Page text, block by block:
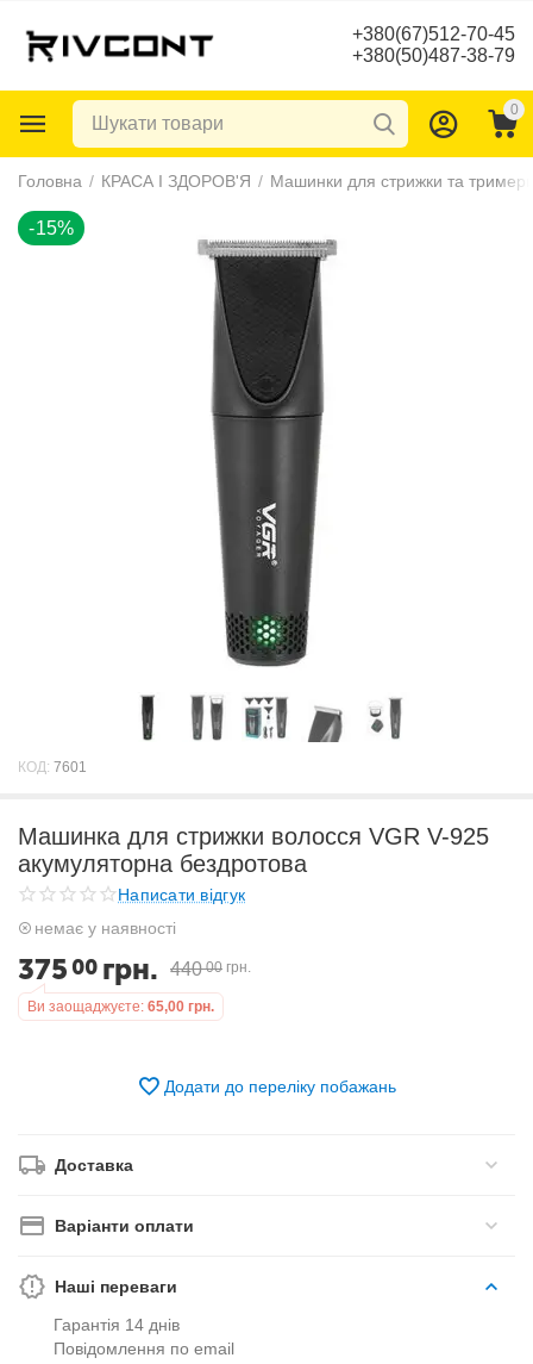
+380(67)512-70-45
+380(50)487-38-79
0
Головна / КРАСА І ЗДОРОВ'Я / Машинки для стрижки та
КОД: 7601
Машинка для стрижки волосся VGR V-925
акумуляторна бездротова
Написати відгук
немає у наявності
375 00 грн. 440 00 грн.
Ви заощаджуєте: 65,00 грн.
Додати до переліку побажань
Доставка
Варіанти оплати
Наші переваги
Гарантія 14 днів
Повідомлення по email